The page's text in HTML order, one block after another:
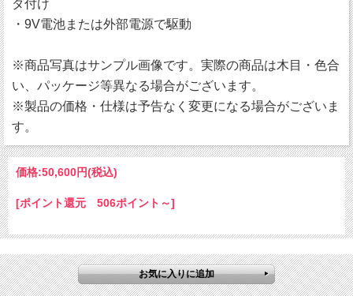
ダ付け
・9V電池または外部電源で駆動
※商品写真はサンプル画像です。実際の商品は木目・色合
い、パッケージ等異なる場合がございます。
※製品の価格・仕様は予告なく変更になる場合がございま
す。
価格:50,600円(税込)
[ポイント還元 506ポイント～]